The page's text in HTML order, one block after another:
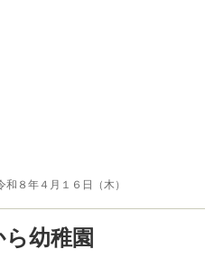
和８年４月１６日（木）
幼稚園